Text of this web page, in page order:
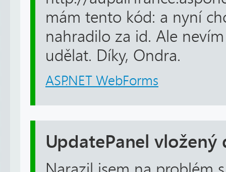
mám tento kód: a nyní
nahradilo za id. Ale
udělat. Díky, Ondra.
ASP.NET WebForms
UpdatePanel vložený